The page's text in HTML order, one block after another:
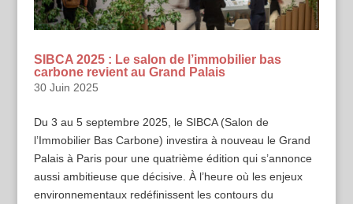
SIBCA 2025 : Le salon de l’immobilier bas
carbone revient au Grand Palais
30 Juin 2025
Du 3 au 5 septembre 2025, le SIBCA (Salon de
l’Immobilier Bas Carbone) investira à nouveau le Grand
Palais à Paris pour une quatrième édition qui s’annonce
aussi ambitieuse que décisive. À l’heure où les enjeux
environnementaux redéfinissent les contours du